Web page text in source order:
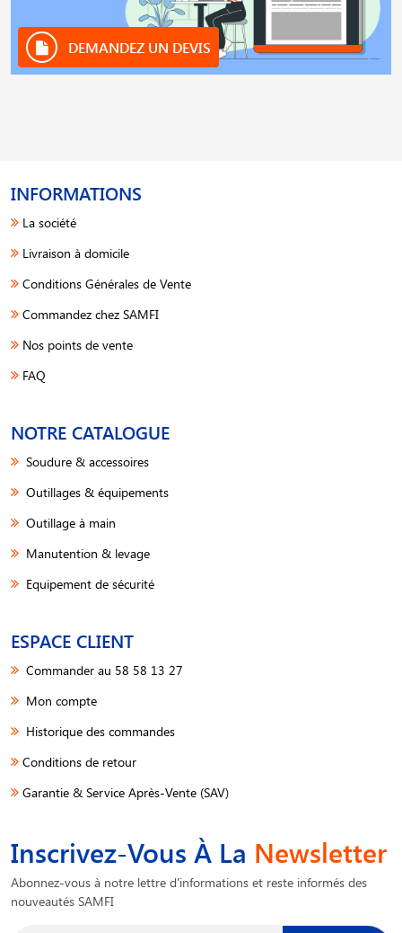
DEMANDEZ UN DEVIS
INFORMATIONS
La société
Livraison à domicile
Conditions Générales de Vente
Commandez chez SAMFI
Nos points de vente
FAQ
NOTRE CATALOGUE
Soudure & accessoires
Outillages & équipements
Outillage à main
Manutention & levage
Equipement de sécurité
ESPACE CLIENT
Commander au 58 58 13 27
Mon compte
Historique des commandes
Conditions de retour
Garantie & Service Après-Vente (SAV)
Inscrivez-Vous À La Newsletter
Abonnez-vous à notre lettre d'informations et reste informés des
nouveautés SAMFI